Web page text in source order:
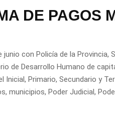
DE PAGOS
junio con Policía de la
de Desarrollo Humano de
Inicial, Primario, Secundario y
municipios, Poder Judicial,